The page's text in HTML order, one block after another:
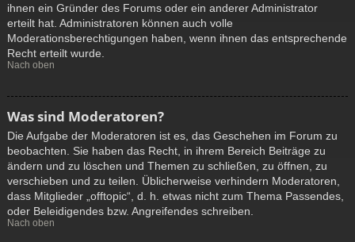
ihnen ein Gründer des Forums oder ein anderer Administrator
erteilt hat. Administratoren können auch volle
Moderationsberechtigungen haben, wenn ihnen das entsprechende
Recht erteilt wurde.
Nach oben
Was sind Moderatoren?
Die Aufgabe der Moderatoren ist es, das Geschehen im Forum zu
beobachten. Sie haben das Recht, in ihrem Bereich Beiträge zu
ändern und zu löschen und Themen zu schließen, zu öffnen, zu
verschieben und zu teilen. Üblicherweise verhindern Moderatoren,
dass Mitglieder „offtopic“, d. h. etwas nicht zum Thema Passendes,
oder Beleidigendes bzw. Angreifendes schreiben.
Nach oben